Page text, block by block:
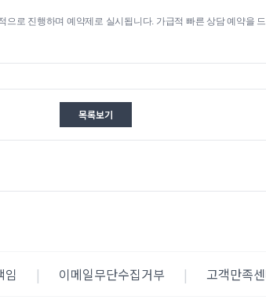
로 진행하며 예약제로 실시됩니다. 가급적 빠른 상담 예약을 드
목록보기
임 | 이메일무단수집거부 | 고객만족